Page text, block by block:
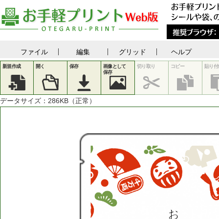
ファイル 編集 グリッド ヘルプ
新規作成 開く 保存
画像として
保存
切り取り コピー 貼り付
データサイズ： 286KB（正常）
お